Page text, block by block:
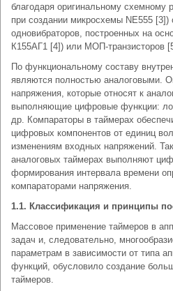
благодаря оригинальному
при создании микросхемы NE555
одновибраторов, построенных на
К155АГ1 [4]) или МОП-транзисторов
По функциональному составу
являются полностью аналоговыми.
напряжения, которые относят к
выполняющие цифровые функции:
др. Компараторы в таймерах
цифровых компонентов от единиц
изменениям входных напряжений.
аналоговых таймерах выполняют
формирования интервала времени
компараторами напряжения.
1.1. Классификация и принципы
Массовое применение таймеров в
задач и, следовательно,
параметрам в зависимости от типа
функций, обусловило создание
таймеров.